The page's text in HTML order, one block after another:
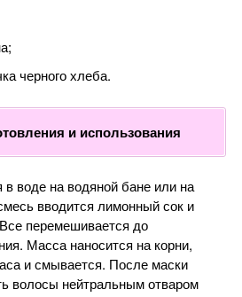
черного хлеба.
и использования
воде на водяной бане или на
вводится лимонный сок и
перемешивается до
Масса наносится на корни,
и смывается. После маски
волосы нейтральным отваром